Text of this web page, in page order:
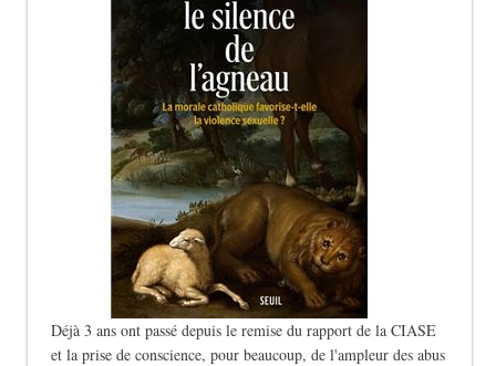
Déjà 3 ans ont passé depuis le remise du rapport de la CIASE
et la prise de conscience, pour beaucoup, de l'ampleur des abus